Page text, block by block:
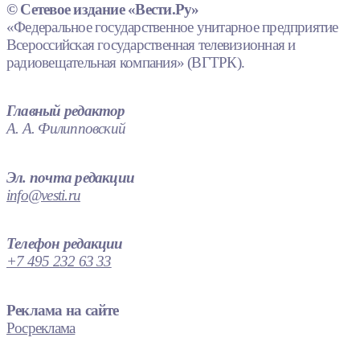
© Сетевое издание «Вести.Ру»
«Федеральное государственное унитарное предприятие
Всероссийская государственная телевизионная и
радиовещательная компания» (ВГТРК).
Главный редактор
А. А. Филипповский
Эл. почта редакции
info@vesti.ru
Телефон редакции
+7 495 232 63 33
Реклама на сайте
Росреклама